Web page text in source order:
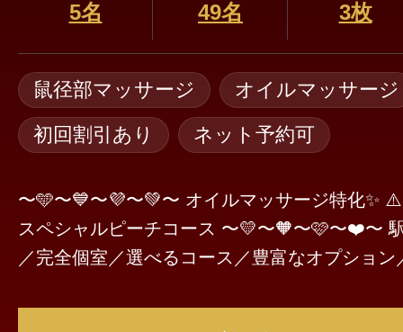
5名 49名 3枚
鼠径部マッサージ
オイルマッサージ
初回割引あり
ネット予約可
〜🩵〜💙〜💜〜💚〜 オイルマッサージ特化✨
スペシャルピーチコース 〜💛〜🧡〜🩷〜❤️〜 駅近／周辺コインＰ
／完全個室／選べるコース／豊富なオプショ